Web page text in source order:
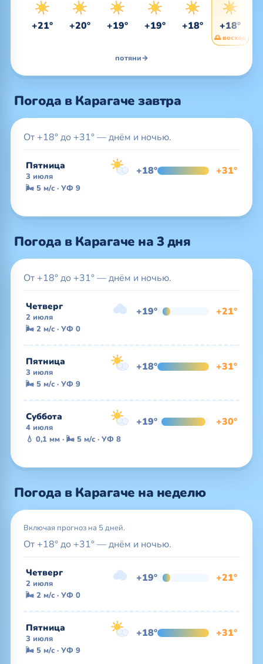
+21° +20° +19° +19° +18° +18°
🌅 восход
потяни→
Погода в Карагаче завтра
От +18° до +31° — днём и ночью.
Пятница
3 июля +18° +31°
🌬 5 м/с · УФ 9
Погода в Карагаче на 3 дня
От +18° до +31° — днём и ночью.
Четверг
2 июля +19° +21°
🌬 2 м/с · УФ 0
Пятница
3 июля +18° +31°
🌬 5 м/с · УФ 9
Суббота
4 июля +19° +30°
💧 0,1 мм · 🌬 5 м/с · УФ 8
Погода в Карагаче на неделю
Включая прогноз на 5 дней.
От +18° до +31° — днём и ночью.
Четверг
2 июля +19° +21°
🌬 2 м/с · УФ 0
Пятница
3 июля +18° +31°
🌬 5 м/с · УФ 9